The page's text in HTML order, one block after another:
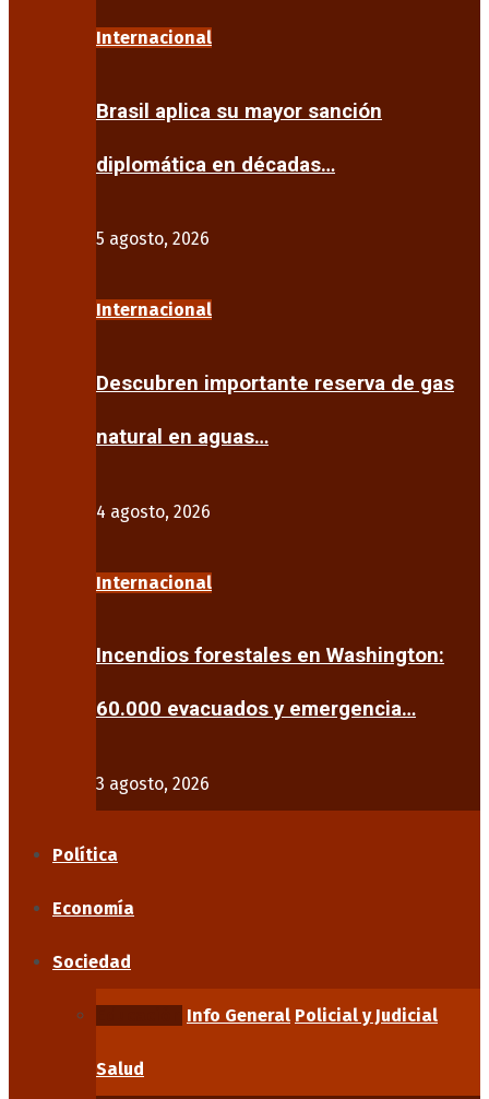
Internacional
Brasil aplica su mayor sanción
diplomática en décadas…
5 agosto, 2026
Internacional
Descubren importante reserva de gas
natural en aguas…
4 agosto, 2026
Internacional
Incendios forestales en Washington:
60.000 evacuados y emergencia…
3 agosto, 2026
Política
Economía
Sociedad
Info General Policial y Judicial
Salud